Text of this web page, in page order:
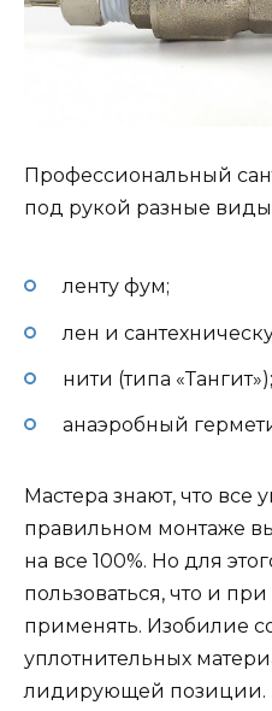
Профессиональный
под рукой разные виды
ленту фум;
лен и
нити (типа «Тангит»);
анаэробный
Мастера знают, что все
правильном монтаже
на все 100%. Но для
пользоваться, что и при
применять. Изобилие
уплотнительных
лидирующей позиции.